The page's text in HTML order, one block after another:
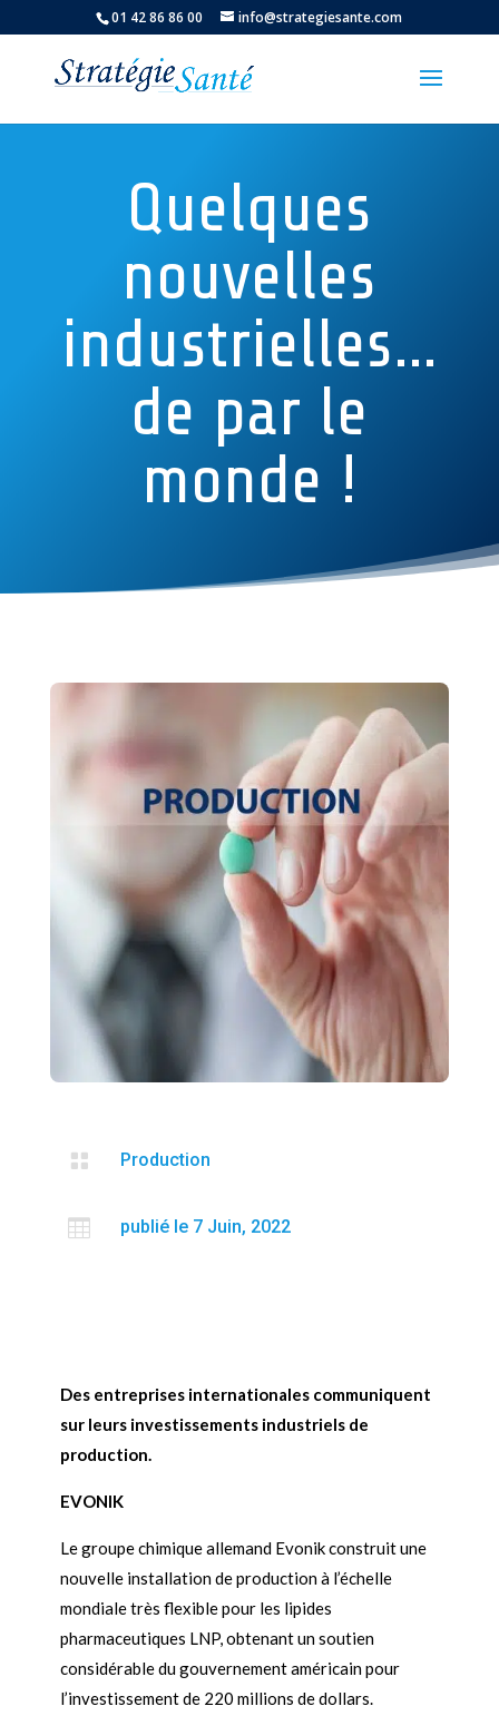
01 42 86 86 00 info@strategiesante.com
Quelques
nouvelles
industrielles…
de par le
monde !
 Production
 publié le 7 Juin, 2022
Des entreprises internationales communiquent
sur leurs investissements industriels de
production.
EVONIK
Le groupe chimique allemand Evonik construit une
nouvelle installation de production à l’échelle
mondiale très flexible pour les lipides
pharmaceutiques LNP, obtenant un soutien
considérable du gouvernement américain pour
l’investissement de 220 millions de dollars.